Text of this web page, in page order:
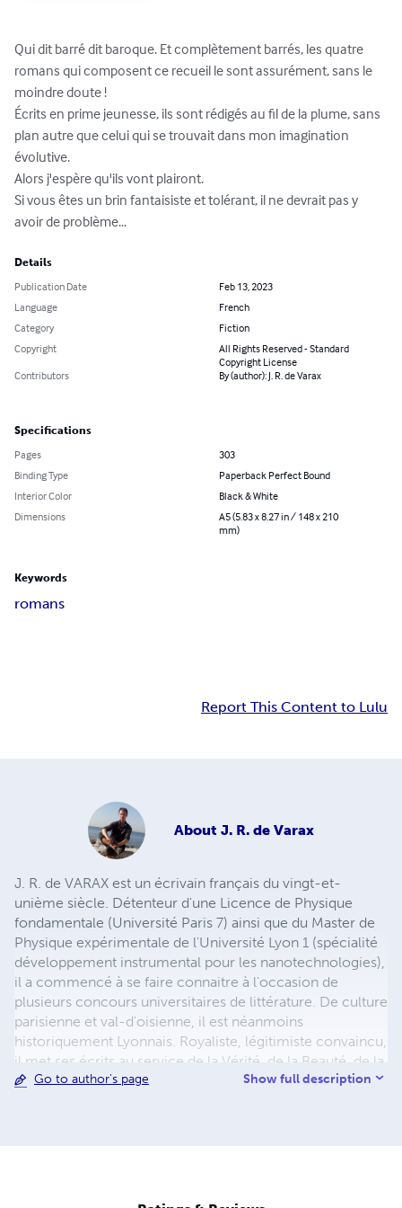
Qui dit barré dit baroque. Et complètement barrés, les quatre
romans qui composent ce recueil le sont assurément, sans le
moindre doute !
Écrits en prime jeunesse, ils sont rédigés au fil de la plume, sans
plan autre que celui qui se trouvait dans mon imagination
évolutive.
Alors j'espère qu'ils vont plairont.
Si vous êtes un brin fantaisiste et tolérant, il ne devrait pas y
avoir de problème...
Details
Publication Date
Feb 13, 2023
Language
French
Category
Fiction
Copyright
All Rights Reserved - Standard
Copyright License
Contributors
By (author): J. R. de Varax
Specifications
Pages
303
Binding Type
Paperback Perfect Bound
Interior Color
Black & White
Dimensions
A5 (5.83 x 8.27 in / 148 x 210
mm)
Keywords
romans
Report This Content to Lulu
About J. R. de Varax
J. R. de VARAX est un écrivain français du vingt-et-
unième siècle. Détenteur d'une Licence de Physique
fondamentale (Université Paris 7) ainsi que du Master de
Physique expérimentale de l'Université Lyon 1 (spécialité
développement instrumental pour les nanotechnologies),
il a commencé à se faire connaitre à l'occasion de
plusieurs concours universitaires de littérature. De culture
parisienne et val-d'oisienne, il est néanmoins
historiquement Lyonnais. Royaliste, légitimiste convaincu,
il met ses écrits au service de la Vérité, de la Beauté, de la
Fidélité, de la grandeur, du raffinement, des vertus
originales au suspense haletant et compose des poèmes
Go to author's page Show full description